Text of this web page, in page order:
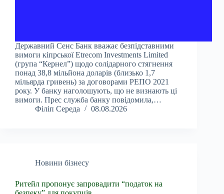
Державний Сенс Банк вважає безпідставними
вимоги кіпрської Etrecom Investments Limited
(група “Кернел”) щодо солідарного стягнення
понад 38,8 мільйона доларів (близько 1,7
мільярда гривень) за договорами РЕПО 2021
року. У банку наголошують, що не визнають ці
вимоги. Прес служба банку повідомила,…
Філіп Середа
08.08.2026
Новини бізнесу
Ритейл пропонує запровадити “податок на